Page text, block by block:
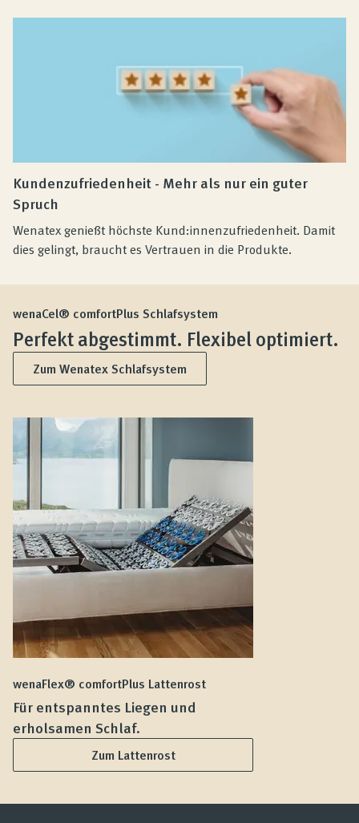
Kundenzufriedenheit - Mehr als nur ein guter
Spruch
Wenatex genießt höchste Kund:innenzufriedenheit. Damit
dies gelingt, braucht es Vertrauen in die Produkte.
wenaCel® comfortPlus Schlafsystem
Perfekt abgestimmt. Flexibel optimiert.
Zum Wenatex Schlafsystem
wenaFlex® comfortPlus Lattenrost
Für entspanntes Liegen und
erholsamen Schlaf.
Zum Lattenrost